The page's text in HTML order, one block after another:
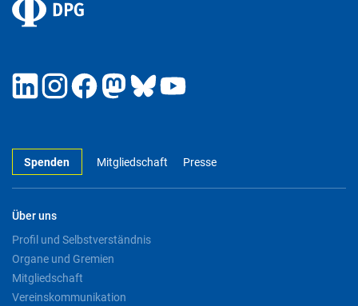
Spenden Mitgliedschaft Presse
Über uns
Profil und Selbstverständnis
Organe und Gremien
Mitgliedschaft
Vereinskommunikation